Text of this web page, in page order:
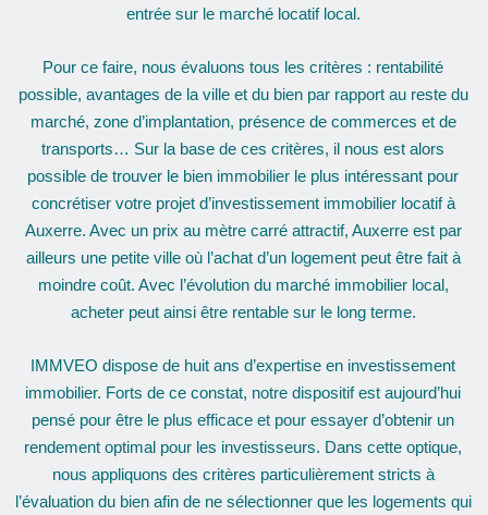
entrée sur le marché locatif local.
Pour ce faire, nous évaluons tous les critères : rentabilité
possible, avantages de la ville et du bien par rapport au reste du
marché, zone d’implantation, présence de commerces et de
transports… Sur la base de ces critères, il nous est alors
possible de trouver le bien immobilier le plus intéressant pour
concrétiser votre projet d’investissement immobilier locatif à
Auxerre. Avec un prix au mètre carré attractif, Auxerre est par
ailleurs une petite ville où l’achat d’un logement peut être fait à
moindre coût. Avec l’évolution du marché immobilier local,
acheter peut ainsi être rentable sur le long terme.
​IMMVEO dispose de huit ans d’expertise en investissement
immobilier. Forts de ce constat, notre dispositif est aujourd’hui
pensé pour être le plus efficace et pour essayer d’obtenir un
rendement optimal pour les investisseurs. Dans cette optique,
nous appliquons des critères particulièrement stricts à
l’évaluation du bien afin de ne sélectionner que les logements qui